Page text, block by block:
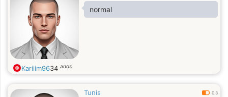
normal
Kariiim9634 anos
Tunis 0.3